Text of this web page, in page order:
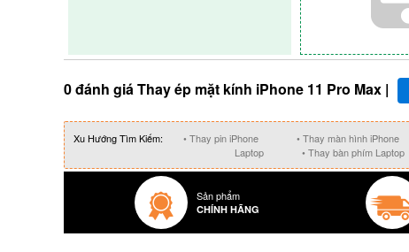
0 đánh giá Thay ép mặt kính iPhone 11 Pro Max |
Xu Hướng Tìm Kiếm: • Thay pin iPhone • Thay màn hình iPhone
Laptop
• Thay bàn phím Laptop
Sản phẩm
CHÍNH HÃNG